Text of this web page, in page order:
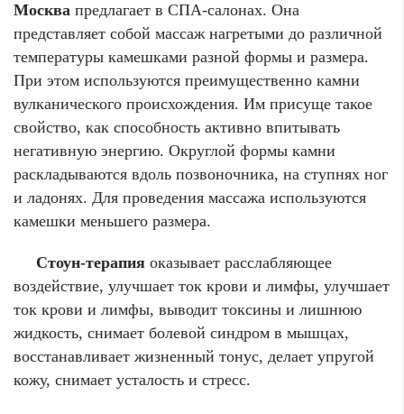
Москва предлагает в СПА-салонах. Она
представляет собой массаж нагретыми до различной
температуры камешками разной формы и размера.
При этом используются преимущественно камни
вулканического происхождения. Им присуще такое
свойство, как способность активно впитывать
негативную энергию. Округлой формы камни
раскладываются вдоль позвоночника, на ступнях ног
и ладонях. Для проведения массажа используются
камешки меньшего размера.
Стоун-терапия оказывает расслабляющее
воздействие, улучшает ток крови и лимфы, улучшает
ток крови и лимфы, выводит токсины и лишнюю
жидкость, снимает болевой синдром в мышцах,
восстанавливает жизненный тонус, делает упругой
кожу, снимает усталость и стресс.